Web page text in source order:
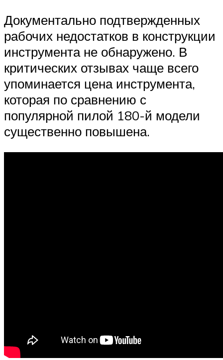
Документально подтвержденных
рабочих недостатков в конструкции
инструмента не обнаружено. В
критических отзывах чаще всего
упоминается цена инструмента,
которая по сравнению с
популярной пилой 180-й модели
существенно повышена.